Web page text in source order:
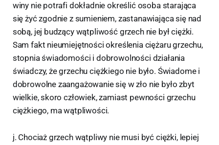
winy nie potrafi dokładnie określić osoba starająca
się żyć zgodnie z sumieniem, zastanawiająca się nad
sobą, jej budzący wątpliwość grzech nie był ciężki.
Sam fakt nieumiejętności określenia ciężaru grzechu,
stopnia świadomości i dobrowolności działania
świadczy, że grzechu ciężkiego nie było. Świadome i
dobrowolne zaangażowanie się w zło nie było zbyt
wielkie, skoro człowiek, zamiast pewności grzechu
ciężkiego, ma wątpliwości.
j. Chociaż grzech wątpliwy nie musi być ciężki, lepiej